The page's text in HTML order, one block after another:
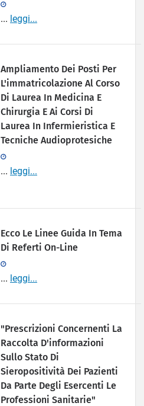
... leggi...
Ampliamento Dei Posti Per
L'immatricolazione Al Corso
Di Laurea In Medicina E
Chirurgia E Ai Corsi Di
Laurea In Infermieristica E
Tecniche Audioprotesiche
... leggi...
Ecco Le Linee Guida In Tema
Di Referti On-Line
... leggi...
"Prescrizioni Concernenti La
Raccolta D'informazioni
Sullo Stato Di
Sieropositività Dei Pazienti
Da Parte Degli Esercenti Le
Professioni Sanitarie"